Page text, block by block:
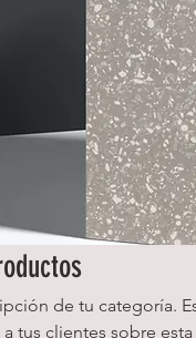
de tu categoría.
a tus clientes sobre